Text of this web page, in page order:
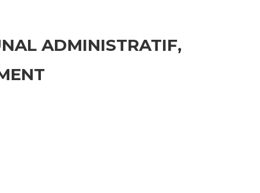
ADMINISTRATIF,